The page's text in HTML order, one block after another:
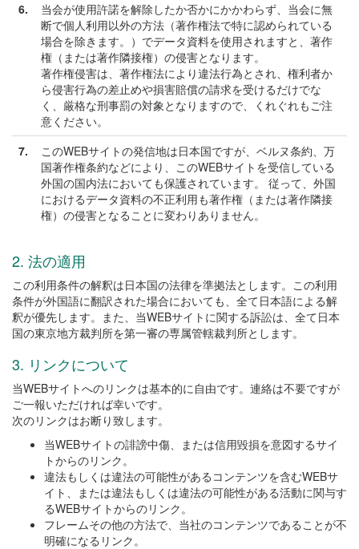
6.
当会が使用許諾を解除したか否かにかかわらず、当会に無
断で個人利用以外の方法（著作権法で特に認められている
場合を除きます。）でデータ資料を使用されますと、著作
権（または著作隣接権）の侵害となります。
著作権侵害は、著作権法により違法行為とされ、権利者か
ら侵害行為の差止めや損害賠償の請求を受けるだけでな
く、厳格な刑事罰の対象となりますので、くれぐれもご注
意ください。
7.
このWEBサイトの発信地は日本国ですが、ベルヌ条約、万
国著作権条約などにより、このWEBサイトを受信している
外国の国内法においても保護されています。 従って、外国
におけるデータ資料の不正利用も著作権（または著作隣接
権）の侵害となることに変わりありません。
2. 法の適用
この利用条件の解釈は日本国の法律を準拠法とします。この利用
条件が外国語に翻訳された場合においても、全て日本語による解
釈が優先します。また、当WEBサイトに関する訴訟は、全て日本
国の東京地方裁判所を第一審の専属管轄裁判所とします。
3. リンクについて
当WEBサイトへのリンクは基本的に自由です。連絡は不要ですが
ご一報いただければ幸いです。
次のリンクはお断り致します。
当WEBサイトの誹謗中傷、または信用毀損を意図するサイ
トからのリンク。
違法もしくは違法の可能性があるコンテンツを含むWEBサ
イト、または違法もしくは違法の可能性がある活動に関与す
るWEBサイトからのリンク。
フレームその他の方法で、当社のコンテンツであることが不
明確になるリンク。